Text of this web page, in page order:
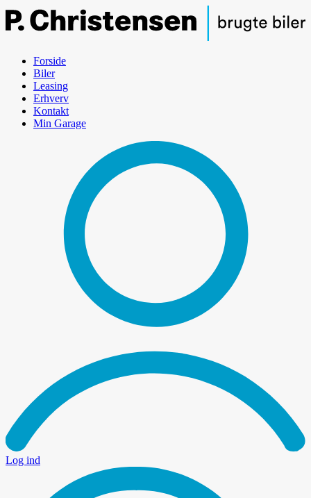
Forside
Biler
Leasing
Erhverv
Kontakt
Min Garage
Log ind